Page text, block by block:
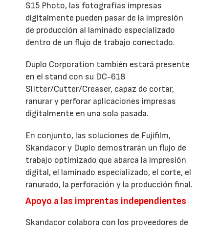
S15 Photo, las fotografías impresas
digitalmente pueden pasar de la impresión
de producción al laminado especializado
dentro de un flujo de trabajo conectado.
Duplo Corporation también estará presente
en el stand con su DC-618
Slitter/Cutter/Creaser, capaz de cortar,
ranurar y perforar aplicaciones impresas
digitalmente en una sola pasada.
En conjunto, las soluciones de Fujifilm,
Skandacor y Duplo demostrarán un flujo de
trabajo optimizado que abarca la impresión
digital, el laminado especializado, el corte, el
ranurado, la perforación y la producción final.
Apoyo a las imprentas independientes
Skandacor colabora con los proveedores de